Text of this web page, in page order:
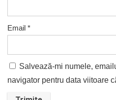
Email *
Salvează-mi numele,
navigator pentru data viitoare